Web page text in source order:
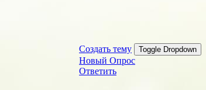
Создать тему Toggle Dropdown
Новый Опрос
Ответить